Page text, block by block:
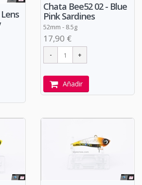
Chata Bee52 02 - Blue
Pink Sardines
52mm - 8.5g
17,90 €
Añadir